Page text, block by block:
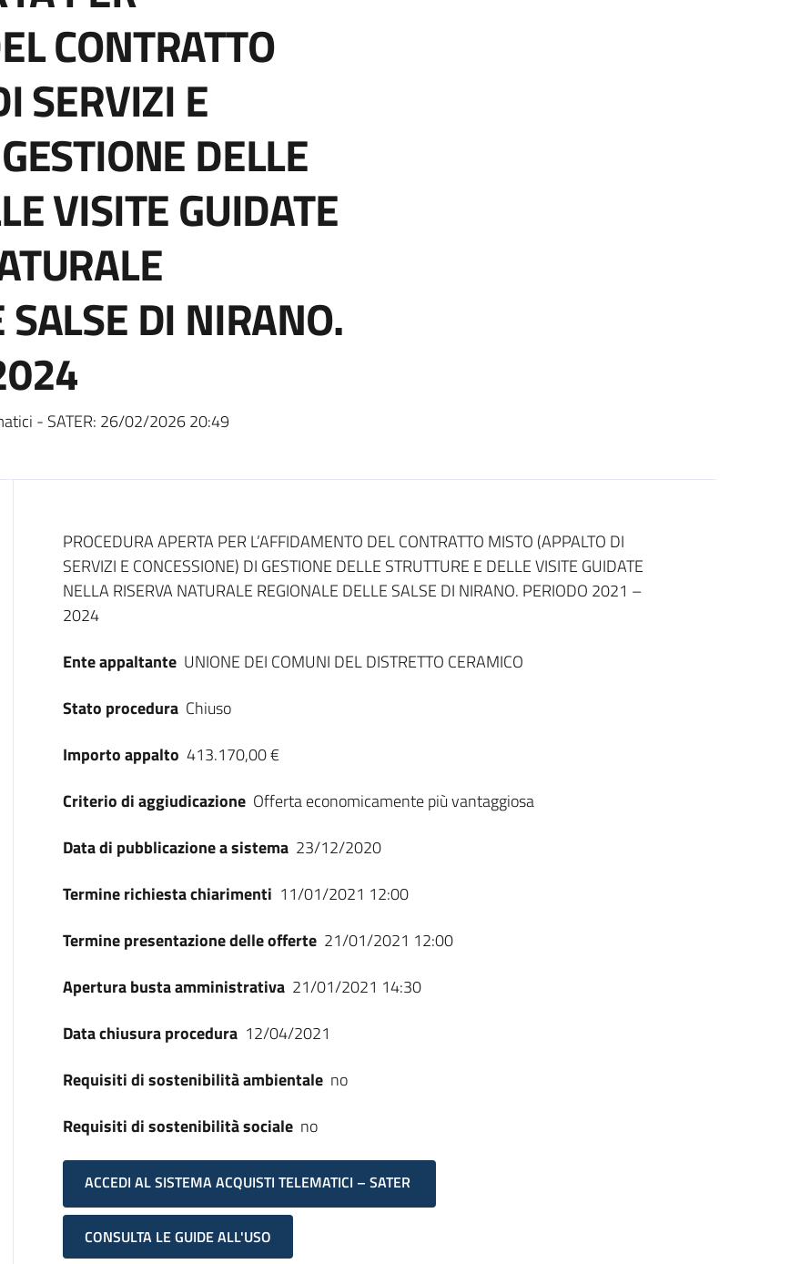
CONTRATTO
SERVIZI E
DELLE
VISITE GUIDATE
DI NIRANO.
- SATER: 26/02/2026 20:49
Dati del bando
PROCEDURA APERTA PER L’AFFIDAMENTO DEL CONTRATTO MISTO (APPALTO DI
SERVIZI E CONCESSIONE) DI GESTIONE DELLE STRUTTURE E DELLE VISITE GUIDATE
NELLA RISERVA NATURALE REGIONALE DELLE SALSE DI NIRANO. PERIODO 2021 –
2024
Ente appaltante UNIONE DEI COMUNI DEL DISTRETTO CERAMICO
Stato procedura Chiuso
Importo appalto 413.170,00 €
Criterio di aggiudicazione Offerta economicamente più vantaggiosa
Data di pubblicazione a sistema 23/12/2020
Termine richiesta chiarimenti 11/01/2021 12:00
Termine presentazione delle offerte 21/01/2021 12:00
Apertura busta amministrativa 21/01/2021 14:30
Data chiusura procedura 12/04/2021
Requisiti di sostenibilità ambientale no
Requisiti di sostenibilità sociale no
ACCEDI AL SISTEMA ACQUISTI TELEMATICI – SATER
CONSULTA LE GUIDE ALL'USO